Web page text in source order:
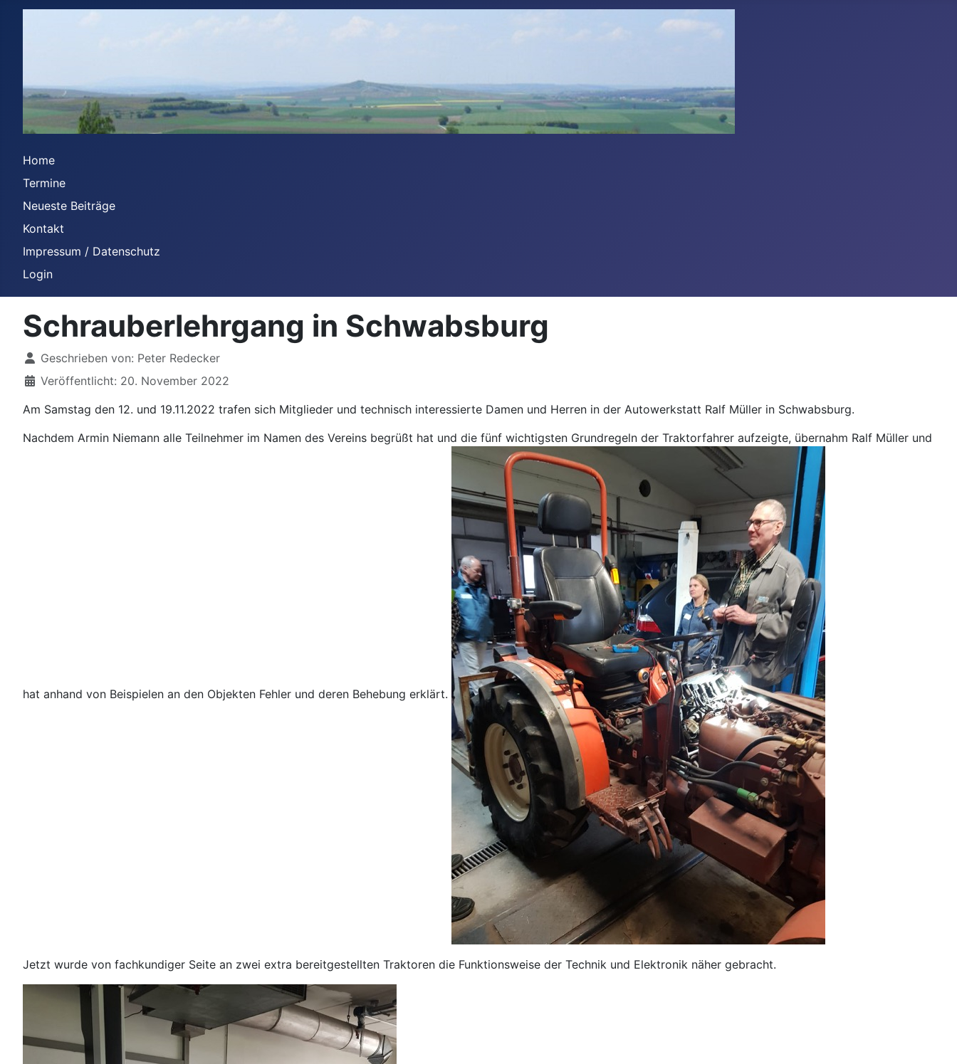
Home
Termine
Neueste Beiträge
Kontakt
Impressum / Datenschutz
Login
Schrauberlehrgang in Schwabsburg
DetailsGeschrieben von: Peter Redecker
Veröffentlicht: 20. November 2022
Am Samstag den 12. und 19.11.2022 trafen sich Mitglieder und technisch interessierte Damen und Herren in der Autowerkstatt Ralf Müller in Schwabsburg.
Nachdem Armin Niemann alle Teilnehmer im Namen des Vereins begrüßt hat und die fünf wichtigsten Grundregeln der Traktorfahrer aufzeigte, übernahm Ralf Müller und
hat anhand von Beispielen an den Objekten Fehler und deren Behebung erklärt.
Jetzt wurde von fachkundiger Seite an zwei extra bereitgestellten Traktoren die Funktionsweise der Technik und Elektronik näher gebracht.